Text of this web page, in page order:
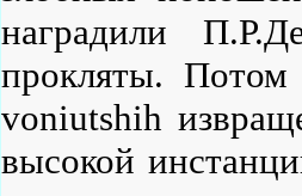
наградили
прокляты. Потом
voniutshih
высокой